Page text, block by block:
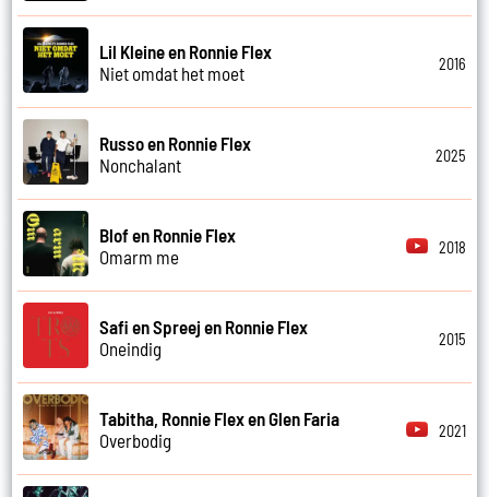
Lil Kleine en Ronnie Flex
Niet omdat het moet
2016
Russo en Ronnie Flex
Nonchalant
2025
Blof en Ronnie Flex
Omarm me
2018
Safi en Spreej en Ronnie Flex
Oneindig
2015
Tabitha, Ronnie Flex en Glen Faria
Overbodig
2021